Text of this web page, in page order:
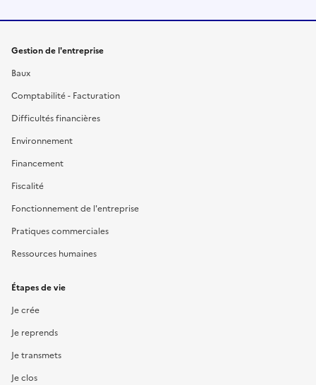
Gestion de l'entreprise
Baux
Comptabilité - Facturation
Difficultés financières
Environnement
Financement
Fiscalité
Fonctionnement de l'entreprise
Pratiques commerciales
Ressources humaines
Étapes de vie
Je crée
Je reprends
Je transmets
Je clos